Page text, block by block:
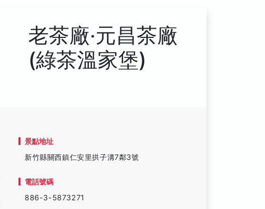
老茶廠‧元昌茶廠
(綠茶溫家堡)
景點地址
新竹縣關西鎮仁安里拱子溝7鄰3號
電話號碼
886-3-5873271